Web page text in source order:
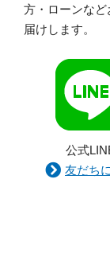
方・ローンな
届けします。
公式
友だち